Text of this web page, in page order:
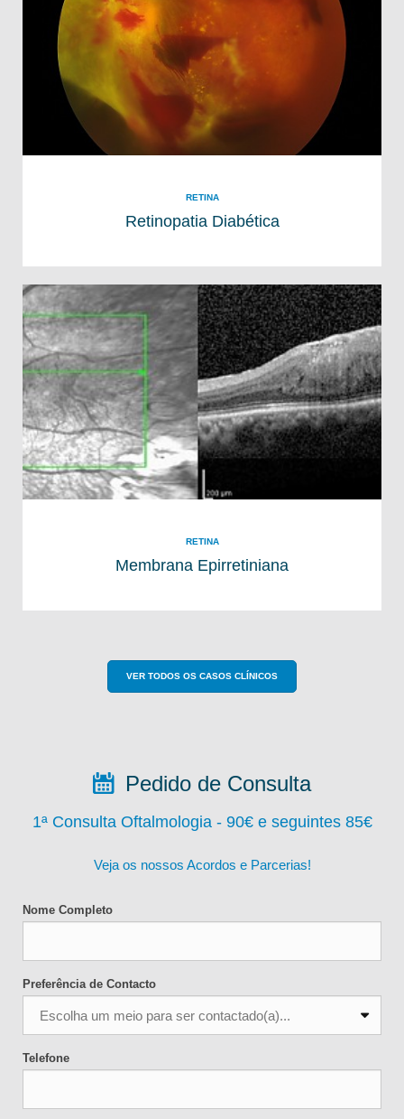
RETINA
Retinopatia Diabética
RETINA
Membrana Epirretiniana
VER TODOS OS CASOS CLÍNICOS
Pedido de Consulta
1ª Consulta Oftalmologia - 90€ e seguintes 85€
Veja os nossos Acordos e Parcerias!
Nome Completo
Preferência de Contacto
Telefone